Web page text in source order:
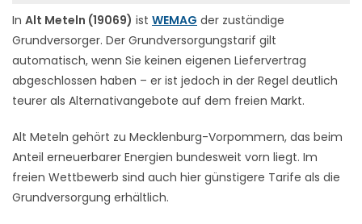
In Alt Meteln (19069) ist WEMAG der zuständige
Grundversorger. Der Grundversorgungstarif gilt
automatisch, wenn Sie keinen eigenen Liefervertrag
abgeschlossen haben – er ist jedoch in der Regel deutlich
teurer als Alternativangebote auf dem freien Markt.
Alt Meteln gehört zu Mecklenburg-Vorpommern, das beim
Anteil erneuerbarer Energien bundesweit vorn liegt. Im
freien Wettbewerb sind auch hier günstigere Tarife als die
Grundversorgung erhältlich.